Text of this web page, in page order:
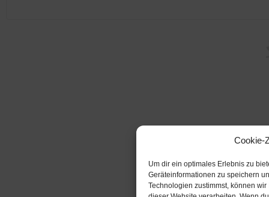
Cookie-
Um dir ein optimales Erlebnis zu
Geräteinformationen zu speichern
Technologien zustimmst, können